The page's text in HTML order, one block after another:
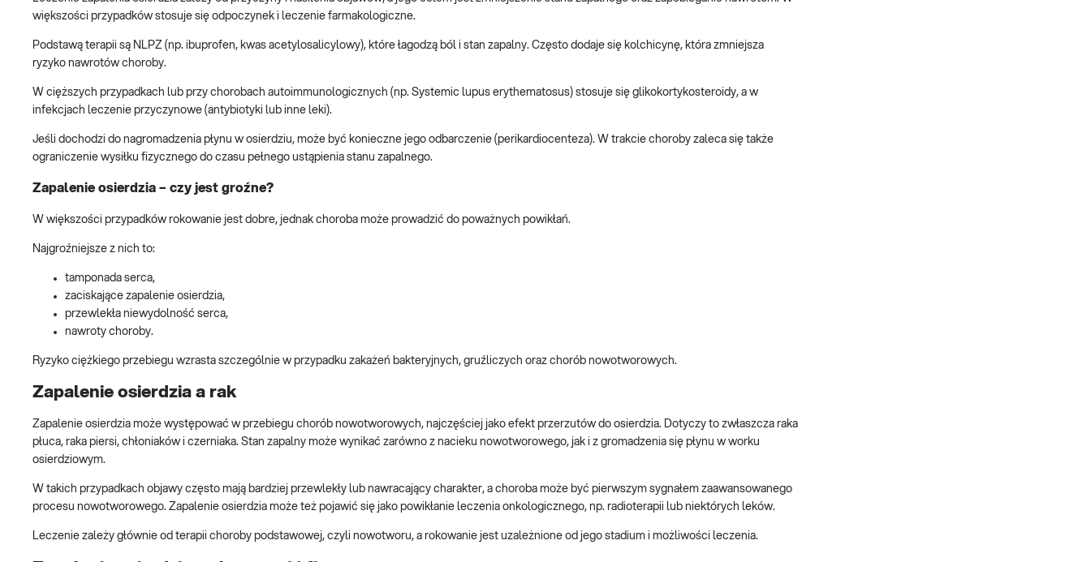
większości przypadków stosuje się odpoczynek i leczenie farmakologiczne.
Podstawą terapii są NLPZ (np. ibuprofen, kwas acetylosalicylowy), które łagodzą ból i stan zapalny. Często dodaje się kolchicynę, która zmniejsza
ryzyko nawrotów choroby.
W cięższych przypadkach lub przy chorobach autoimmunologicznych (np. Systemic lupus erythematosus) stosuje się glikokortykosteroidy, a w
infekcjach leczenie przyczynowe (antybiotyki lub inne leki).
Jeśli dochodzi do nagromadzenia płynu w osierdziu, może być konieczne jego odbarczenie (perikardiocenteza). W trakcie choroby zaleca się także
ograniczenie wysiłku fizycznego do czasu pełnego ustąpienia stanu zapalnego.
Zapalenie osierdzia – czy jest groźne?
W większości przypadków rokowanie jest dobre, jednak choroba może prowadzić do poważnych powikłań.
Najgroźniejsze z nich to:
tamponada serca,
zaciskające zapalenie osierdzia,
przewlekła niewydolność serca,
nawroty choroby.
Ryzyko ciężkiego przebiegu wzrasta szczególnie w przypadku zakażeń bakteryjnych, gruźliczych oraz chorób nowotworowych.
Zapalenie osierdzia a rak
Zapalenie osierdzia może występować w przebiegu chorób nowotworowych, najczęściej jako efekt przerzutów do osierdzia. Dotyczy to zwłaszcza raka
płuca, raka piersi, chłoniaków i czerniaka. Stan zapalny może wynikać zarówno z nacieku nowotworowego, jak i z gromadzenia się płynu w worku
osierdziowym.
W takich przypadkach objawy często mają bardziej przewlekły lub nawracający charakter, a choroba może być pierwszym sygnałem zaawansowanego
procesu nowotworowego. Zapalenie osierdzia może też pojawić się jako powikłanie leczenia onkologicznego, np. radioterapii lub niektórych leków.
Leczenie zależy głównie od terapii choroby podstawowej, czyli nowotworu, a rokowanie jest uzależnione od jego stadium i możliwości leczenia.